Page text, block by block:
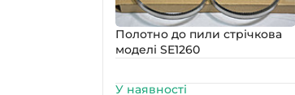
Полотно до пили стрічкова
моделі SE1260
У наявності